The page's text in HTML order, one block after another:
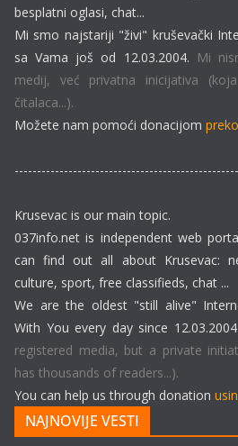
besplatni oglasi, chat...
Mi smo najstariji "živi" kruševački
sa Vama još od 12.03.2004. Mi
medij, već privatna inicijativa
čitalaca...).
Možete nam pomoći donacijom
Krusevac is our main topic.
037info.net is independent web
can find out all about Krusevac:
culture, sport, free classifieds, chat ...
We are the oldest "still alive"
With You every day since 12.03.2004.
registered media, but a private
has thousands of readers...).
You can help us through donation
NAJNOVIJE VESTI